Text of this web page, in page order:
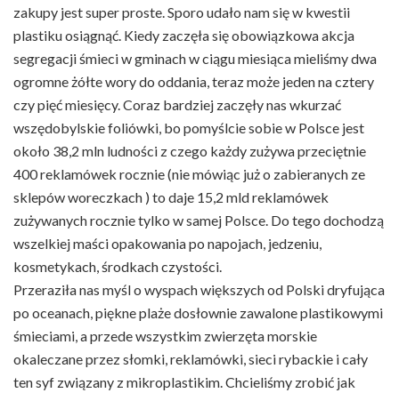
zakupy jest super proste. Sporo udało nam się w kwestii
plastiku osiągnąć. Kiedy zaczęła się obowiązkowa akcja
segregacji śmieci w gminach w ciągu miesiąca mieliśmy dwa
ogromne żółte wory do oddania, teraz może jeden na cztery
czy pięć miesięcy. Coraz bardziej zaczęły nas wkurzać
wszędobylskie foliówki, bo pomyślcie sobie w Polsce jest
około 38,2 mln ludności z czego każdy zużywa przeciętnie
400 reklamówek rocznie (nie mówiąc już o zabieranych ze
sklepów woreczkach ) to daje 15,2 mld reklamówek
zużywanych rocznie tylko w samej Polsce. Do tego dochodzą
wszelkiej maści opakowania po napojach, jedzeniu,
kosmetykach, środkach czystości.
Przeraziła nas myśl o wyspach większych od Polski dryfująca
po oceanach, piękne plaże dosłownie zawalone plastikowymi
śmieciami, a przede wszystkim zwierzęta morskie
okaleczane przez słomki, reklamówki, sieci rybackie i cały
ten syf związany z mikroplastikim. Chcieliśmy zrobić jak